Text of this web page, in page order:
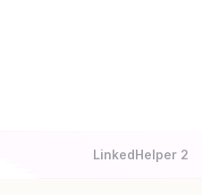
LinkedHelper 2